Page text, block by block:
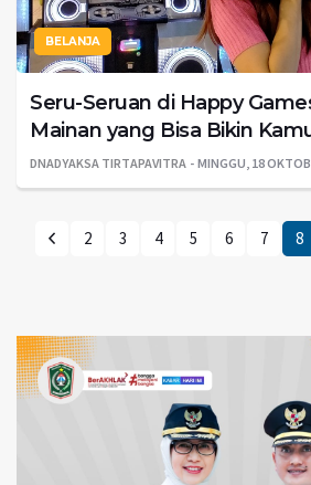
BELANJA
Seru-Seruan di Happy
Mainan yang Bisa Bikin
DNADYAKSA TIRTAPAVITRA MINGGU, 18
2 3 4 5 6 7 8